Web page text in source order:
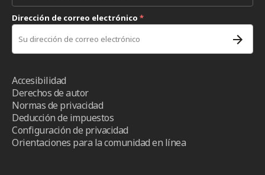
Dirección de correo electrónico *
Accesibilidad
Derechos de autor
Normas de privacidad
Deducción de impuestos
Configuración de privacidad
Orientaciones para la comunidad en línea